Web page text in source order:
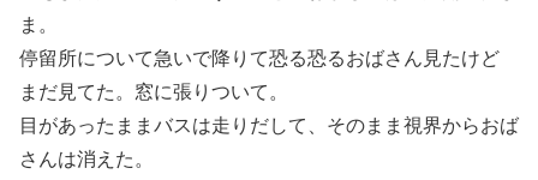
ま。
停留所について急いで降りて恐る恐るおばさん見たけど
まだ見てた。窓に張りついて。
目があったままバスは走りだして、そのまま視界からおば
さんは消えた。